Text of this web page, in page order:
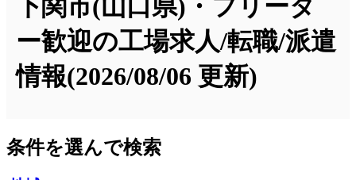
下関市(山口県)・フリータ
ー歓迎の工場求人/転職/派遣
情報(2026/08/06 更新)
条件を選んで検索